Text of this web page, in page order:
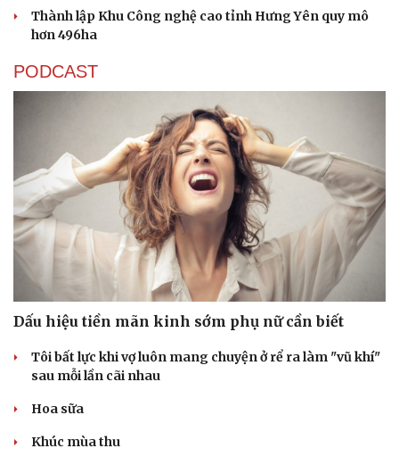
Nhi khoa
Nam khoa
Phòng mạch online
Thành lập Khu Công nghệ cao tỉnh Hưng Yên quy mô
hơn 496ha
PODCAST
Dấu hiệu tiền mãn kinh sớm phụ nữ cần biết
Tôi bất lực khi vợ luôn mang chuyện ở rể ra làm "vũ khí"
sau mỗi lần cãi nhau
Hoa sữa
Khúc mùa thu